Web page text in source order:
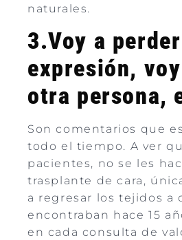
naturales.
3.Voy a
expresión,
otra persona,
Son comentarios que
todo el tiempo. A ver
pacientes, no se les
trasplante de cara,
a regresar los tejidos a
encontraban hace 15
en cada consulta de